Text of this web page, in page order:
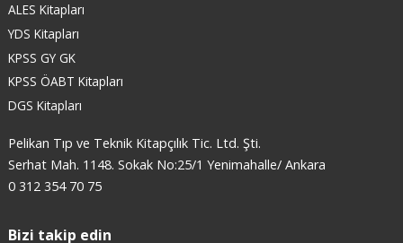
ALES Kitapları
YDS Kitapları
KPSS GY GK
KPSS ÖABT Kitapları
DGS Kitapları
Pelikan Tıp ve Teknik Kitapçılık Tic. Ltd. Şti.
Serhat Mah. 1148. Sokak No:25/1 Yenimahalle/ Ankara
0 312 354 70 75
Bizi takip edin